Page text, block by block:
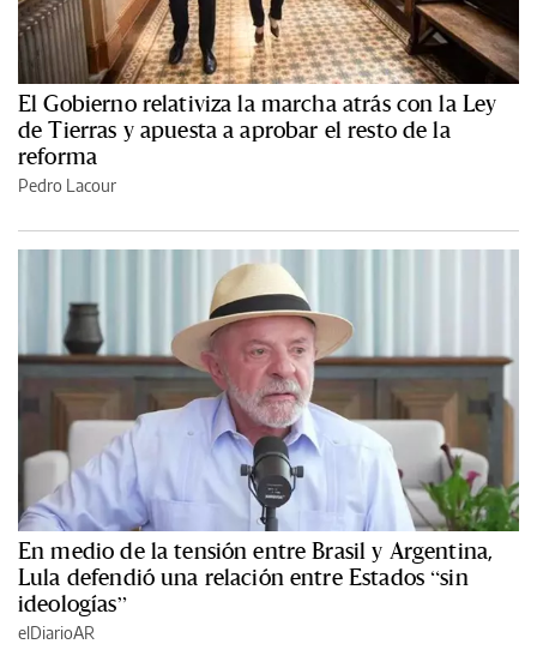
El Gobierno relativiza la marcha atrás con la Ley
de Tierras y apuesta a aprobar el resto de la
reforma
Pedro Lacour
En medio de la tensión entre Brasil y Argentina,
Lula defendió una relación entre Estados “sin
ideologías”
elDiarioAR